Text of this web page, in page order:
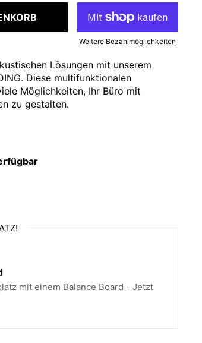
Weitere Bezahlmöglichkeiten
Lösungen mit unserem
Diese multifunktionalen
Möglichkeiten, Ihr Büro mit
zu gestalten.
STANDING können Sie Ihr Büro ganz
Sie zwischen freistehenden
Wänden auf Rollen. Die gute
Metallverbindungen ermöglichen
mit einem Balance Board - Jetzt